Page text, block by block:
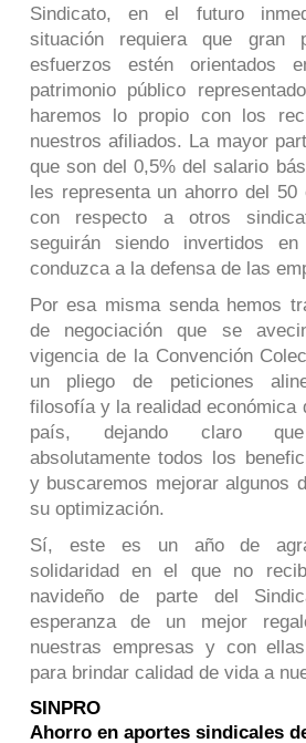
Sindicato, en el futuro
situación requiera que gran
esfuerzos estén orientados
patrimonio público
haremos lo propio con los
nuestros afiliados. La mayor
que son del 0,5% del salario
les representa un ahorro del
con respecto a otros
seguirán siendo invertidos
conduzca a la defensa de las
Por esa misma senda hemos
de negociación que se
vigencia de la Convención
un pliego de peticiones
filosofía y la realidad económica
país, dejando claro que
absolutamente todos los
y buscaremos mejorar algunos
su optimización.
Sí, este es un año de
solidaridad en el que no
navideño de parte del
esperanza de un mejor
nuestras empresas y con
para brindar calidad de vida a
SINPRO
Ahorro en aportes sindicales